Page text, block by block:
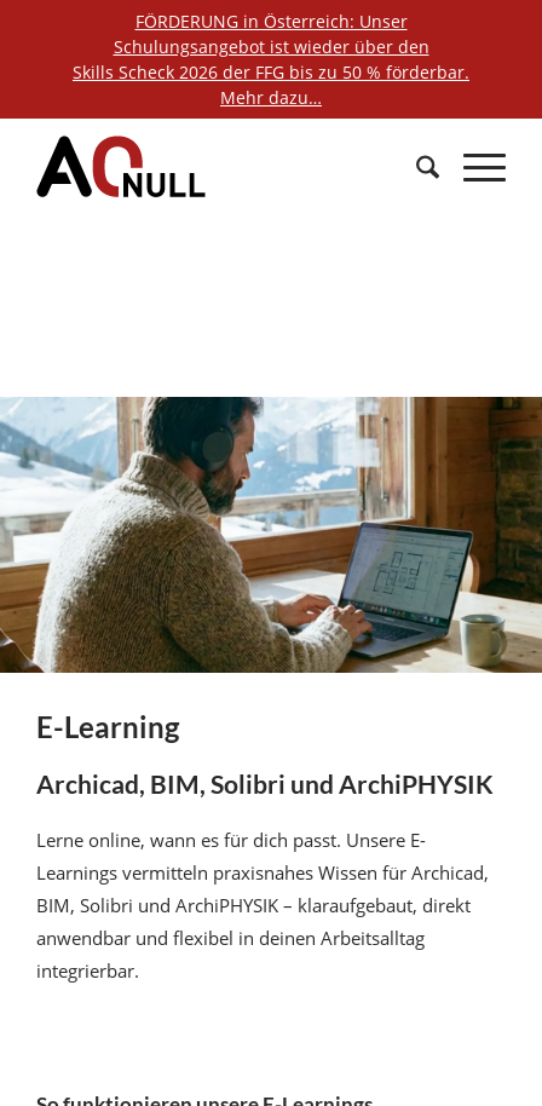
FÖRDERUNG in Österreich: Unser
Schulungsangebot ist wieder über den
Skills Scheck 2026 der FFG bis zu 50 % förderbar.
Mehr dazu…
E-Learning
Archicad, BIM, Solibri und ArchiPHYSIK
Lerne online, wann es für dich passt. Unsere E-
Learnings vermitteln praxisnahes Wissen für Archicad,
BIM, Solibri und ArchiPHYSIK – klaraufgebaut, direkt
anwendbar und flexibel in deinen Arbeitsalltag
integrierbar.